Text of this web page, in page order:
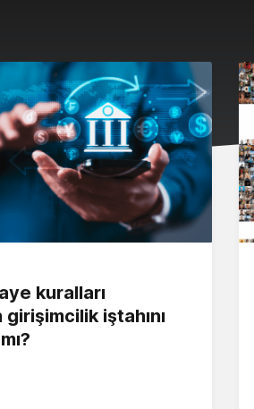
kuralları
girişimcilik iştahını